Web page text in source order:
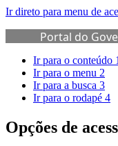
Ir direto para menu de
Portal do
de Governo
Ir para o conteúdo 1
Ir para o menu 2
Ir para a busca 3
Ir para o rodapé 4
Opções de